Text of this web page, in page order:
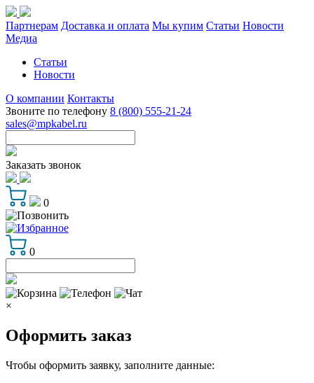
Партнерам Доставка и оплата Мы купим Статьи Новости
Медиа
Статьи
Новости
О компании Контакты
Звоните по телефону 8 (800) 555-21-24
sales@mpkabel.ru
Заказать звонок
0
0
×
Оформить заказ
Чтобы оформить заявку, заполните данные: